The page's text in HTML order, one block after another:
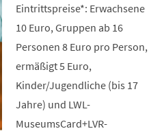
Eintrittspreise*: Erwachsene
10 Euro, Gruppen ab 16
Personen 8 Euro pro Person,
ermäßigt 5 Euro,
Kinder/Jugendliche (bis 17
Jahre) und LWL-
MuseumsCard+LVR-